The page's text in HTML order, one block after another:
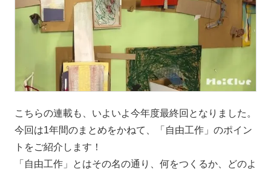
こちらの連載も、いよいよ今年度最終回となりました。
今回は1年間のまとめをかねて、「自由工作」のポイン
トをご紹介します！
「自由工作」とはその名の通り、何をつくるか、どのよ